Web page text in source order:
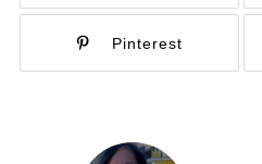
Pinterest